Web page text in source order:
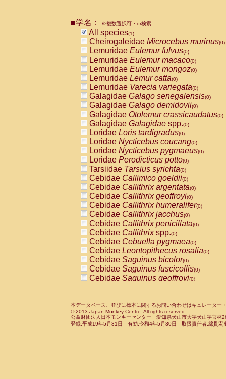
CebidaeCebus nigrivittatus
CebidaeCebus
CebidaeSaimiri boliviensis(0)
CebidaeSaimiri sciureus(0)
AtelidaeAlouatta caraya(0)
AtelidaeAlouatta fusca(0)
AtelidaeAlouatta seniculus
AtelidaeAlouattaspp.(0)
AtelidaeAteles belzebuth(0)
AtelidaeAteles geoffroyi(0)
AtelidaeAteles paniscus(0)
AtelidaeAtelesspp.(0)
Atelidae Lagothrix lagothricha
AtelidaeLagothrix lagothricha cana
PitheciidaeCacajao calvus
PitheciidaeCallicebus cupreus
PitheciidaeCallicebus donacophilus
PitheciidaeCallicebus moloch
PitheciidaeCallicebus torquatus
PitheciidaeCallicebusspp.(0)
PitheciidaeChiropotes satanas(0)
PitheciidaePithecia monachus
PitheciidaePithecia pithecia(0)
CercopithecidaeCercocebus agilis
CercopithecidaeCercocebus
CercopithecidaeCercocebus
CercopithecidaeCercocebus
CercopithecidaeCercocebus
CercopithecidaeCercocebushybrid
CercopithecidaePapio anubis(0)
CercopithecidaePapio cynocephalus
CercopithecidaePapio hamadryas(0)
■学名： ※複数選択可・or検索
All species(1)
Cheirogaleidae Microcebus murinus(0)
Lemuridae Eulemur fulvus(0)
Lemuridae Eulemur macaco(0)
Lemuridae Eulemur mongoz(0)
Lemuridae Lemur catta(0)
Lemuridae Varecia variegata(0)
Galagidae Galago senegalensis(0)
Galagidae Galago demidovii(0)
Galagidae Otolemur crassicaudatus(0)
Galagidae Galagidae spp.(0)
Loridae Loris tardigradus(0)
Loridae Nycticebus coucang(0)
Loridae Nycticebus pygmaeus(0)
Loridae Perodicticus potto(0)
Tarsiidae Tarsius syrichta(0)
Cebidae Callimico goeldii(0)
Cebidae Callithrix argentata(0)
Cebidae Callithrix geoffroyi(0)
Cebidae Callithrix humeralifer(0)
Cebidae Callithrix jacchus(0)
Cebidae Callithrix penicillata(0)
Cebidae Callithrixspp.(0)
Cebidae Cebuella pygmaea(0)
Cebidae Leontopithecus rosalia(0)
Cebidae Saguinus bicolor(0)
Cebidae Saguinus fuscicollis(0)
Cebidae Saguinus geoffroyi(0)
CebidaeSaguinus leucopus(0)
CebidaeSaguinus midas(0)
Cebidae Saguinus mystax(0)
本データベース、並びに標本に関するお問い合わせはキュレータ
© 2013 Japan Monkey Centre. All rights reserved.
公益財団法人日本モンキーセンター 愛知県犬山市大字犬山字官
登録:平成19年5月31日 有効:令和4年5月30日 取扱責任者:綿貫宏